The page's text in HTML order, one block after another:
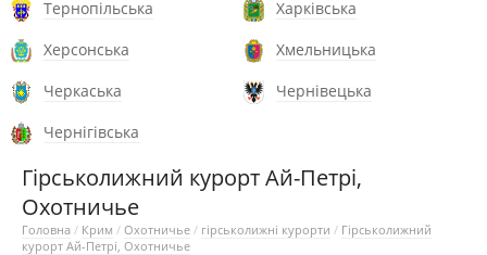
Тернопільська
Харківська
Херсонська
Хмельницька
Черкаська
Чернівецька
Чернігівська
Гірськолижний курорт Ай-Петрі,
Охотничье
Головна / Крим / Охотничье / гірськолижні курорти / Гірськолижний
курорт Ай-Петрі, Охотничье